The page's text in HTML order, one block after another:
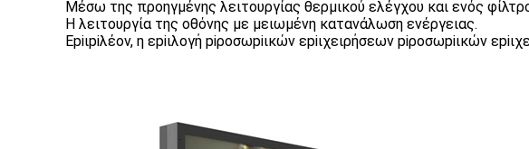
Μέσω της προηγμένης λειτουργίας θερμικού ελέγχου και ενός
Η λειτουργία της οθόνης με μειωμένη κατανάλωση ενέργειας.
Εpiιpiλέον, η εpiιλογή piροσωpiικών εpiιχειρήσεων piροσωpiικών